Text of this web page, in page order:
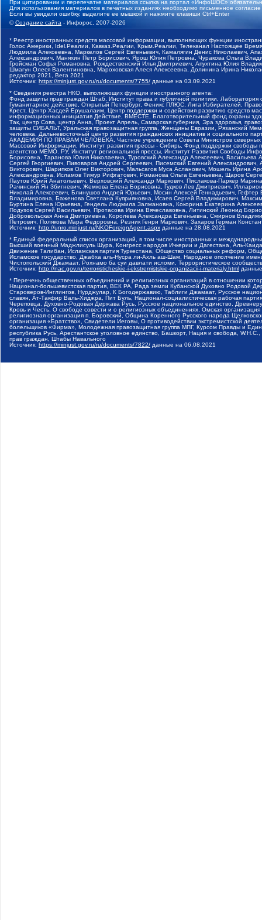
При цитировании и перепечатке материалов ссылка на портал «ИнфоШОС»
Для использования материалов в печатных изданиях необходимо письменное
Если вы увидели ошибку, выделите ее мышкой и нажмите клавиши Ctrl+Enter
©Создание сайта - Инфорос, 2007-2026
* Реестр иностранных средств массовой информации, выполняющих функции
Голос Америки, Idel.Реалии, Кавказ.Реалии, Крым.Реалии, Телеканал Настоящее
Людмила Алексеевна, Маркелов Сергей Евгеньевич, Камалягин Денис Николаевич,
Александрович, Маняхин Петр Борисович, Ярош Юлия Петровна, Чуракова Ольга
Гройсман Софья Романовна, Рождественский Илья Дмитриевич, Апухтина Юлия
Шмагун Олеся Валентиновна, Мароховская Алеся Алексеевна, Долинина Ирина
редактор 2021, Вега 2021
Источник: https://minjust.gov.ru/ru/documents/7755/ данные на 03.09.2021
* Сведения реестра НКО, выполняющих функции иностранного агента:
Фонд защиты прав граждан Штаб, Институт права и публичной политики,
Гуманитарное действие, Открытый Петербург, Феникс ПЛЮС, Лига Избирателей,
Крест, Центр Хасдей Ерушалаим, Центр поддержки и содействия развитию средств
информационных инициатив Действие, ВМЕСТЕ, Благотворительный фонд охраны
Так, центр Сова, центр Анна, Проект Апрель, Самарская губерния, Эра здоровья,
защиты СИБАЛЬТ, Уральская правозащитная группа, Женщины Евразии, Рязанский
человека, Дальневосточный центр развития гражданских инициатив и социального
АКАДЕМИЯ ПО ПРАВАМ ЧЕЛОВЕКА, Частное учреждение Совета Министров северных
Массовой Информации, Институт развития прессы - Сибирь, Фонд поддержки
агентство МЕМО. РУ, Институт региональной прессы, Институт Развития Свободы
Борисовна, Таранова Юлия Николаевна, Туровский Александр Алексеевич,
Сергей Георгиевич, Пивоваров Андрей Сергеевич, Писемский Евгений
Викторович, Шарипков Олег Викторович, Мальсагов Муса Асланович, Мошель Ирина
Александровна, Исламов Тимур Рифгатович, Романова Ольга Евгеньевна, Щаров
Паутов Юрий Анатольевич, Верховский Александр Маркович, Пислакова-Паркер
Рачинский Ян Збигневич, Жемкова Елена Борисовна, Гудков Лев Дмитриевич,
Николай Алексеевич, Блинушов Андрей Юрьевич, Мосин Алексей Геннадьевич,
Владимировна, Баженова Светлана Куприяновна, Исаев Сергей Владимирович,
Буртина Елена Юрьевна, Гендель Людмила Залмановна, Кокорина Екатерина
Подузов Сергей Васильевич, Протасова Ирина Вячеславовна, Литинский Леонид
Добровольская Анна Дмитриевна, Королева Александра Евгеньевна, Смирнов
Петрович, Полякова Мара Федоровна, Резник Генри Маркович, Захаров Герман
Источник: http://unro.minjust.ru/NKOForeignAgent.aspx данные на 28.08.2021
* Единый федеральный список организаций, в том числе иностранных и
Высший военный Маджлисуль Шура, Конгресс народов Ичкерии и Дагестана, Аль-
Движение Талибан, Исламская партия Туркестана, Общество социальных реформ,
Исламское государство, Джабха аль-Нусра ли-Ахль аш-Шам, Народное ополчение
Чистопольский Джамаат, Рохнамо ба суи давлати исломи, Террористическое
Источник: http://nac.gov.ru/terroristicheskie-i-ekstremistskie-organizacii-i-materialy.html
* Перечень общественных объединений и религиозных организаций в отношении
Национал-большевистская партия, ВЕК РА, Рада земли Кубанской Духовно Родовой
Староверов-Инглингов, Нурджулар, К Богодержавию, Таблиги Джамаат, Русское
славян, Ат-Такфир Валь-Хиджра, Пит Буль, Национал-социалистическая рабочая
Череповца, Духовно-Родовая Держава Русь, Русское национальное единство,
Кровь и Честь, О свободе совести и о религиозных объединениях, Омская
религиозная организация п. Боровский, Община Коренного Русского народа
организация «Братство», Свидетели Иеговы, О противодействии экстремистской
болельщиков «Фирма», Молодежная правозащитная группа МПГ, Курсом Правды и
республика Русь, Арестантское уголовное единство, Башкорт, Нация и свобода,
прав граждан, Штабы Навального
Источник: https://minjust.gov.ru/ru/documents/7822/ данные на 06.08.2021